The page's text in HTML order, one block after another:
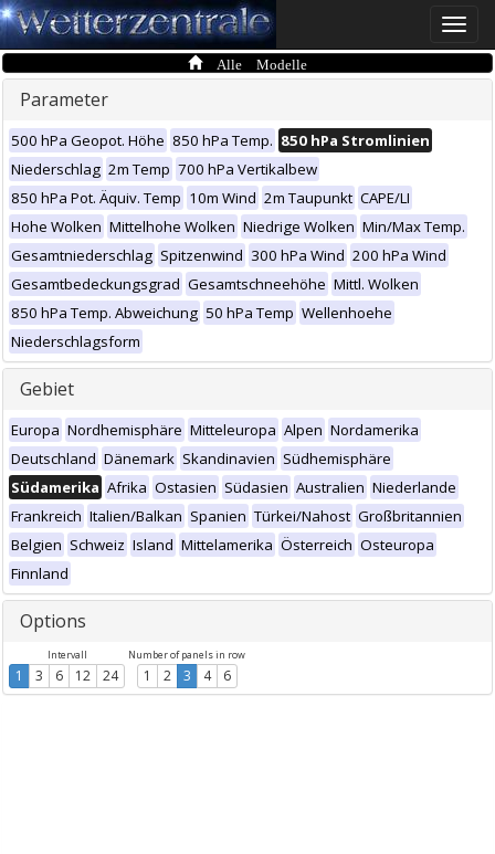
Toggle
Alle Modelle
Parameter
500 hPa Geopot. Höhe 850 hPa Temp. 850 hPa Stromlinien
Niederschlag 2m Temp 700 hPa Vertikalbew
850 hPa Pot. Äquiv. Temp 10m Wind 2m Taupunkt CAPE/LI
Hohe Wolken Mittelhohe Wolken Niedrige Wolken Min/Max Temp.
Gesamtniederschlag Spitzenwind 300 hPa Wind 200 hPa Wind
Gesamtbedeckungsgrad Gesamtschneehöhe Mittl. Wolken
850 hPa Temp. Abweichung 50 hPa Temp Wellenhoehe
Niederschlagsform
Gebiet
Europa Nordhemisphäre Mitteleuropa Alpen Nordamerika
Deutschland Dänemark Skandinavien Südhemisphäre
Südamerika Afrika Ostasien Südasien Australien Niederlande
Frankreich Italien/Balkan Spanien Türkei/Nahost Großbritannien
Belgien Schweiz Island Mittelamerika Österreich Osteuropa
Finnland
Options
Intervall
1 3 6 12 24
Number of panels in row
1 2 3 4 6